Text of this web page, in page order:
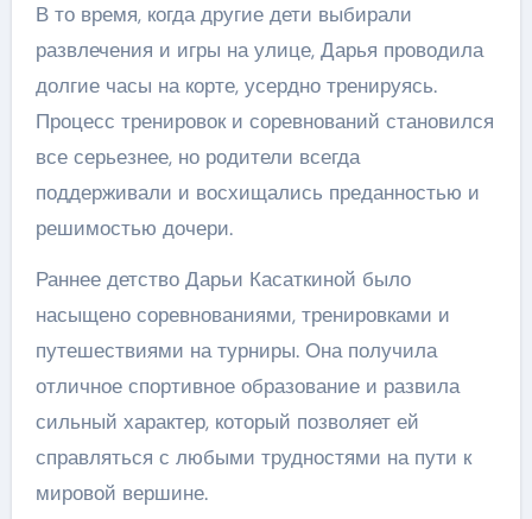
В то время, когда другие дети выбирали
развлечения и игры на улице, Дарья проводила
долгие часы на корте, усердно тренируясь.
Процесс тренировок и соревнований становился
все серьезнее, но родители всегда
поддерживали и восхищались преданностью и
решимостью дочери.
Раннее детство Дарьи Касаткиной было
насыщено соревнованиями, тренировками и
путешествиями на турниры. Она получила
отличное спортивное образование и развила
сильный характер, который позволяет ей
справляться с любыми трудностями на пути к
мировой вершине.